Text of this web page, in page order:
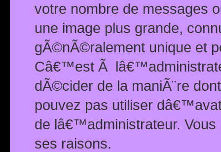
votre nombre de messages
une image plus grande,
gÃ©nÃ©ralement unique et
Câ€™est Ã
dÃ©cider de la maniÃ¨re
pouvez pas utiliser
de lâ€™administrateur.
ses raisons.